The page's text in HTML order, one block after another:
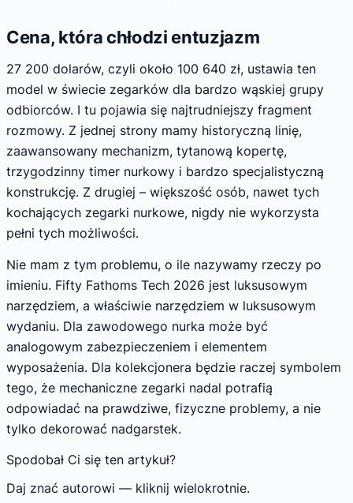
Cena, która chłodzi entuzjazm
27 200 dolarów, czyli około 100 640 zł, ustawia ten
model w świecie zegarków dla bardzo wąskiej grupy
odbiorców. I tu pojawia się najtrudniejszy fragment
rozmowy. Z jednej strony mamy historyczną linię,
zaawansowany mechanizm, tytanową kopertę,
trzygodzinny timer nurkowy i bardzo specjalistyczną
konstrukcję. Z drugiej – większość osób, nawet tych
kochających zegarki nurkowe, nigdy nie wykorzysta
pełni tych możliwości.
Nie mam z tym problemu, o ile nazywamy rzeczy po
imieniu. Fifty Fathoms Tech 2026 jest luksusowym
narzędziem, a właściwie narzędziem w luksusowym
wydaniu. Dla zawodowego nurka może być
analogowym zabezpieczeniem i elementem
wyposażenia. Dla kolekcjonera będzie raczej symbolem
tego, że mechaniczne zegarki nadal potrafią
odpowiadać na prawdziwe, fizyczne problemy, a nie
tylko dekorować nadgarstek.
Spodobał Ci się ten artykuł?
Daj znać autorowi — kliknij wielokrotnie.